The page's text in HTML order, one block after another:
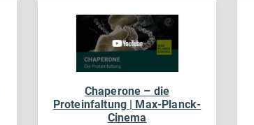
Chaperone – die
Proteinfaltung | Max-Planck-
Cinema